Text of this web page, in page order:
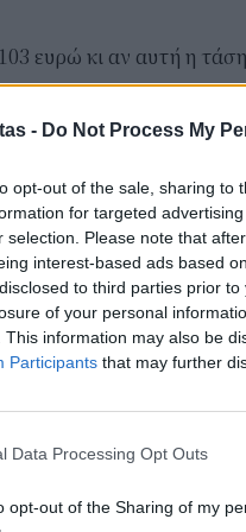
- Do Not Process My
opt-out of the sale, sharing
for targeted
selection. Please note that
interest-based ads based
to third parties prior
of your personal
This information may also be
Participants that may further
Data Processing Opt Outs
opt-out of the Sharing of my
ευρώ κι αν αυτή η τάση
συγκρατήσουν οι
του ΗΕΡΙ, η
η μέση τιμή με
στα 27,80
όρο των 26,02 λεπτών.